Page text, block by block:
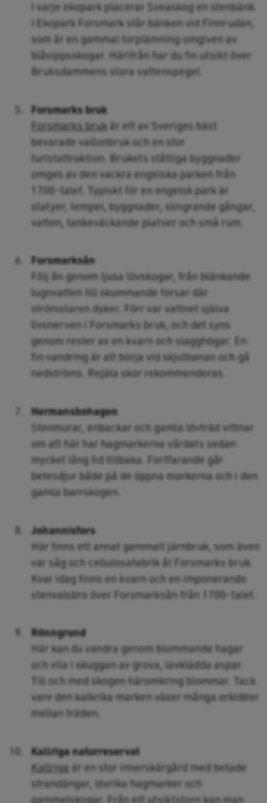
I varje ekopark placerar Sveaskog en stenbänk.
I Ekopark Forsmark står bänken vid Finnrudan,
som är en gammal torplämning omgiven av
blåsippsskogar. Härifrån har du fin utsikt över
Bruksdammens stora vattenspegel.
Forsmarks bruk
Forsmarks bruk är ett av Sveriges bäst
bevarade vallonbruk och en stor
turistattraktion. Brukets ståtliga byggnader
omges av den vackra engelska parken från
1700-talet. Typiskt för en engelsk park är
statyer, tempel, byggnader, slingrande gångar,
vatten, tankeväckande platser och små rum.
Forsmarksån
Följ ån genom ljusa lövskogar, från blänkande
lugnvatten till skummande forsar där
strömstaren dyker. Förr var vattnet själva
livsnerven i Forsmarks bruk, och det syns
genom rester av en kvarn och slagghögar. En
fin vandring är att börja vid skjutbanan och gå
nedströms. Rejäla skor rekommenderas.
Hermansbohagen
Stenmurar, enbackar och gamla lövträd vittnar
om att här har hagmarkerna vårdats sedan
mycket lång tid tillbaka. Fortfarande går
betesdjur både på de öppna markerna och i den
gamla barrskogen.
Johannisfors
Här finns ett annat gammalt järnbruk, som även
var såg och cellulosafabrik åt Forsmarks bruk.
Kvar idag finns en kvarn och en imponerande
stenvalsbro över Forsmarksån från 1700-talet.
Rönngrund
Här kan du vandra genom blommande hagar
och vila i skuggan av grova, lavklädda aspar.
Till och med skogen häromkring blommar. Tack
vare den kalkrika marken växer många orkidéer
mellan träden.
Kallriga naturreservat
Kallriga är en stor innerskärgård med betade
strandängar, lövrika hagmarker och
gammelskogar. Från ett utsiktstorn kan man